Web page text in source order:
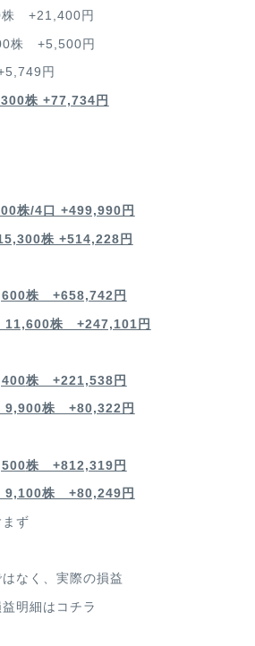
+21,400円
株 +5,500円
円
株 +77,734円
株/4口 +499,990円
株 +514,228円
株 +658,742円
株 +247,101円
株 +221,538円
株 +80,322円
株 +812,319円
株 +80,249円
ず
なく、実際の損益
明細は コチラ